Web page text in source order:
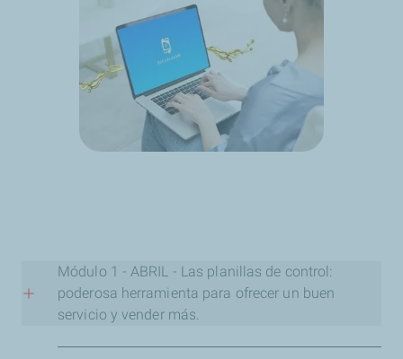
Módulo 1 - ABRIL - Las planillas de control:
poderosa herramienta para ofrecer un buen
servicio y vender más.
OBJETIVO:Los puntos de control, si bien son gratuitos,